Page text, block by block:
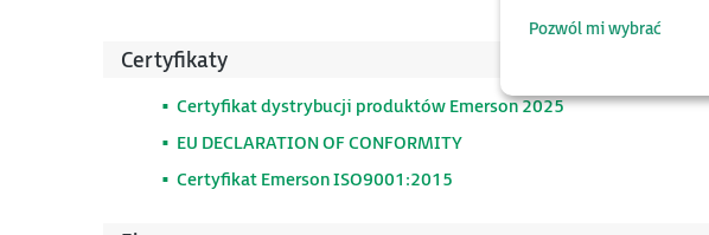
Certyfikaty
Certyfikat dystrybucji produktów Emerson 2025
EU DECLARATION OF CONFORMITY
Certyfikat Emerson ISO9001:2015
Pozwól mi wybrać